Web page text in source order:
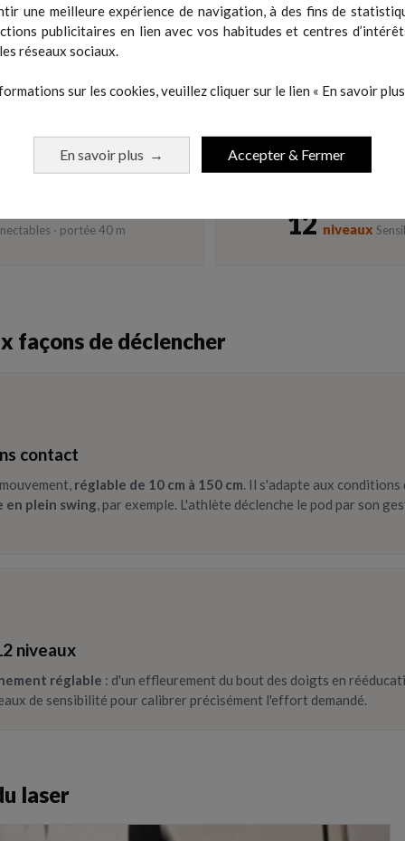
une meilleure expérience de navigation, à des fins de
publicitaires en lien avec vos habitudes et centres
réseaux sociaux.
sur les cookies, veuillez cliquer sur le lien « En savoir plus
En savoir plus → Accepter & Fermer
lit, choisit et exécute. Avec le
capteur laser , l'activation se fait
de toucher le pod. On se rapproche encore du geste réel.
Activation sans contact 60LED
· portée 40 m 12niveaux
façons de déclencher
contact
réglable de 10 cm à 150 cm. Il s'adapte aux conditions
en plein swing, par exemple. L'athlète déclenche le pod par son
niveaux
réglable : d'un effleurement du bout des doigts en
de sensibilité pour calibrer précisément l'effort demandé.
laser